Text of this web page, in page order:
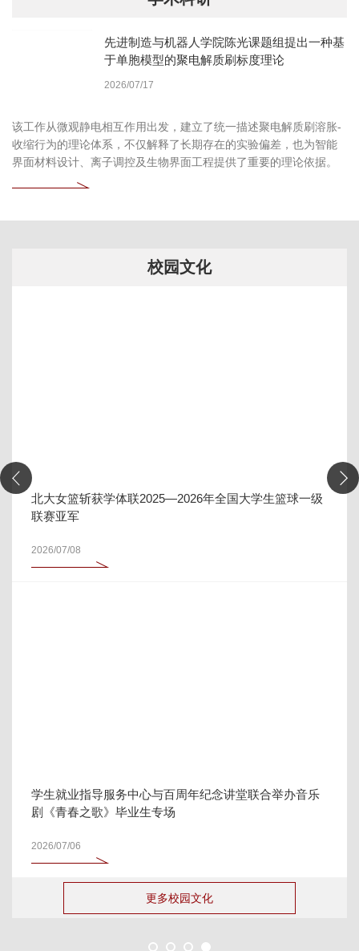
先进制造与机器人学院陈光课题组提出一种基
于单胞模型的聚电解质刷标度理论
2026/07/17
该工作从微观静电相互作用出发，建立了统一描述聚电解质刷溶胀-
收缩行为的理论体系，不仅解释了长期存在的实验偏差，也为智能
界面材料设计、离子调控及生物界面工程提供了重要的理论依据。
校园文化
北大女篮斩获学体联2025—2026年全国大学生篮球一级
联赛亚军
2026/07/08
学生就业指导服务中心与百周年纪念讲堂联合举办音乐
剧《青春之歌》毕业生专场
2026/07/06
更多校园文化